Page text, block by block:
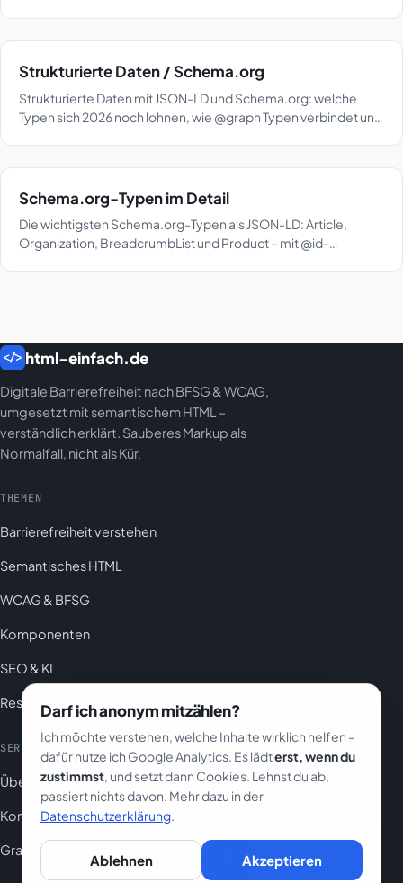
Strukturierte Daten / Schema.org
Strukturierte Daten mit JSON-LD und Schema.org: welche
Typen sich 2026 noch lohnen, wie @graph Typen verbindet und
Schema.org-Typen im Detail
Die wichtigsten Schema.org-Typen als JSON-LD: Article,
Organization, BreadcrumbList und Product – mit @id-
</> html-einfach.de
Digitale Barrierefreiheit nach BFSG & WCAG,
umgesetzt mit semantischem HTML –
verständlich erklärt. Sauberes Markup als
Normalfall, nicht als Kür.
THEMEN
Barrierefreiheit verstehen
Semantisches HTML
WCAG & BFSG
Komponenten
SEO & KI
Ressourcen
SERVICE
Über mich
Kontakt
Gratis E-Book
RECHTLICHES
Impressum
Datenschutz
Barrierefreiheitserklärung Gratis E-Book
Das Praxishandbuch
Darf ich anonym mitzählen?
Ich möchte verstehen, welche Inhalte wirklich helfen –
dafür nutze ich Google Analytics. Es lädterst, wenn du
zustimmst, und setzt dann Cookies. Lehnst du ab,
passiert nichts davon. Mehr dazu in der
Datenschutzerklärung.
Ablehnen Akzeptieren